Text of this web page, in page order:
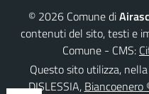
© 2026 Comune di
contenuti del sito, testi e
Comune - CMS:
Questo sito utilizza,
DISLESSIA, Biancoenero